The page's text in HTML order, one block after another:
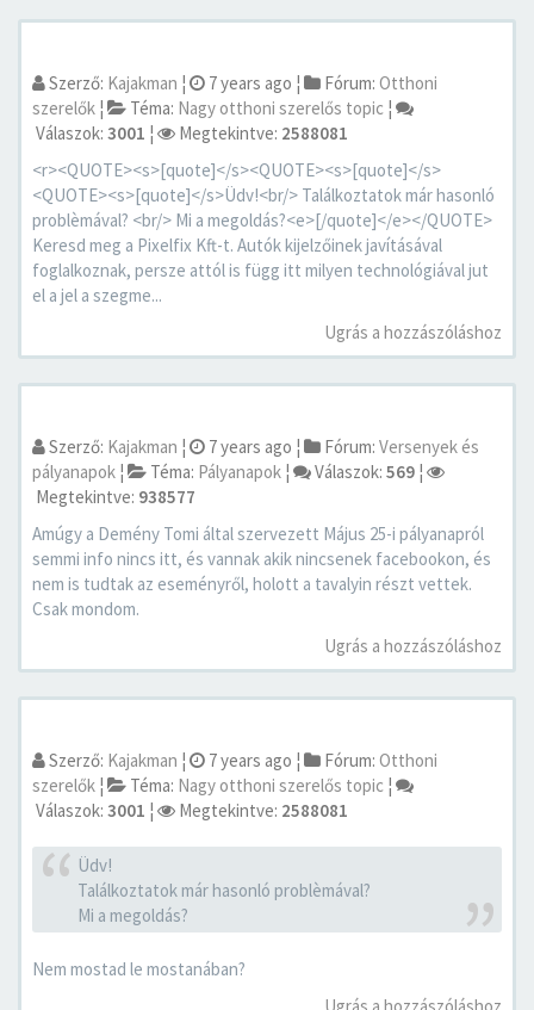
Szerző: Kajakman ¦ 7 years ago ¦ Fórum: Otthoni
szerelők ¦ Téma: Nagy otthoni szerelős topic ¦
Válaszok: 3001 ¦ Megtekintve: 2588081
<r><QUOTE><s>[quote]</s><QUOTE><s>[quote]</s>
<QUOTE><s>[quote]</s>Üdv!<br/> Találkoztatok már hasonló
problèmával? <br/> Mi a megoldás?<e>[/quote]</e></QUOTE>
Keresd meg a Pixelfix Kft-t. Autók kijelzőinek javításával
foglalkoznak, persze attól is függ itt milyen technológiával jut
el a jel a szegme...
Ugrás a hozzászóláshoz
Szerző: Kajakman ¦ 7 years ago ¦ Fórum: Versenyek és
pályanapok ¦ Téma: Pályanapok ¦ Válaszok: 569 ¦
Megtekintve: 938577
Amúgy a Demény Tomi által szervezett Május 25-i pályanapról
semmi info nincs itt, és vannak akik nincsenek facebookon, és
nem is tudtak az eseményről, holott a tavalyin részt vettek.
Csak mondom.
Ugrás a hozzászóláshoz
Szerző: Kajakman ¦ 7 years ago ¦ Fórum: Otthoni
szerelők ¦ Téma: Nagy otthoni szerelős topic ¦
Válaszok: 3001 ¦ Megtekintve: 2588081
Üdv!
Találkoztatok már hasonló problèmával?
Mi a megoldás?
Nem mostad le mostanában?